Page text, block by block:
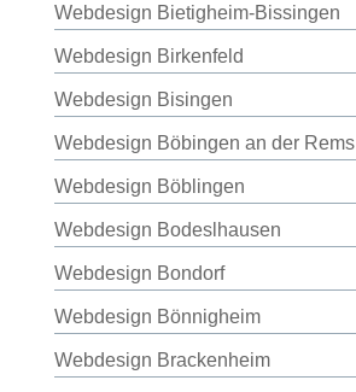
Webdesign Bietigheim-Bissingen
Webdesign Birkenfeld
Webdesign Bisingen
Webdesign Böbingen an der Rems
Webdesign Böblingen
Webdesign Bodeslhausen
Webdesign Bondorf
Webdesign Bönnigheim
Webdesign Brackenheim